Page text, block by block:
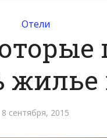
Отели
жилье
8 сентября, 2015